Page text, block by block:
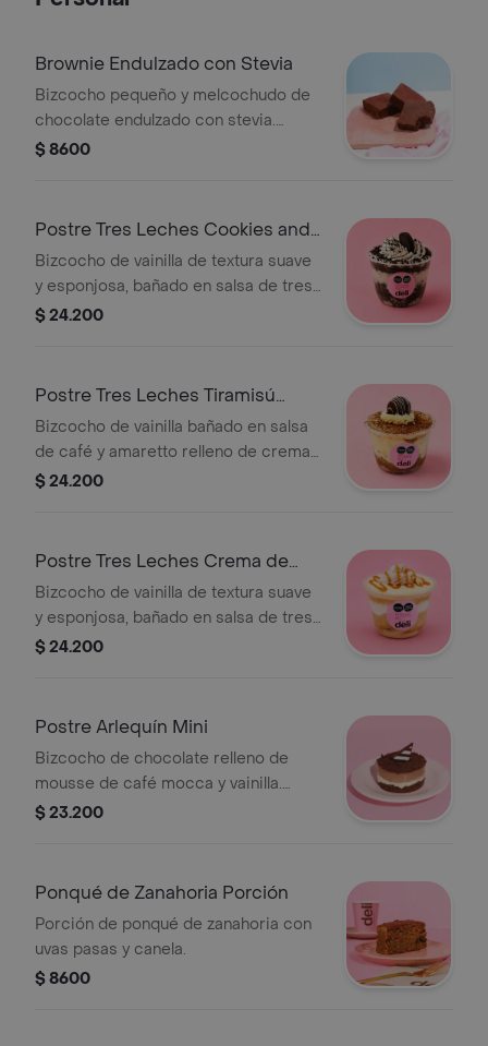
Brownie Endulzado con Stevia
Bizcocho pequeño y melcochudo de
chocolate endulzado con stevia.
Tamaño personal. Imagen de
$ 8600
Postre Tres Leches Cookies and
Cream Copa
Bizcocho de vainilla de textura suave
y esponjosa, bañado en salsa de tres
leches. Con relleno y cobertura de
de 60 gr aprox.
$ 24.200
Postre Tres Leches Tiramisú
Copa
Bizcocho de vainilla bañado en salsa
de café y amaretto relleno de crema
a base de queso. Tamaño de 1 a 2
$ 24.200
Postre Tres Leches Crema de
Whisky Copa
Bizcocho de vainilla de textura suave
y esponjosa, bañado en salsa de tres
leches saborizada con crema de
porciones de 60 gr aprox.
$ 24.200
Postre Arlequín Mini
Bizcocho de chocolate relleno de
mousse de café mocca y vainilla.
Tamaño de 1 a 2 porciones de 60 gr
$ 23.200
Ponqué de Zanahoria Porción
Porción de ponqué de zanahoria con
uvas pasas y canela.
$ 8600